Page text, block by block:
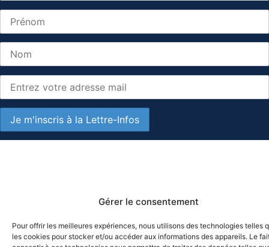
Gérer le consentement
Pour offrir les meilleures expériences, nous utilisons des technologies telles
les cookies pour stocker et/ou accéder aux informations des appareils. Le